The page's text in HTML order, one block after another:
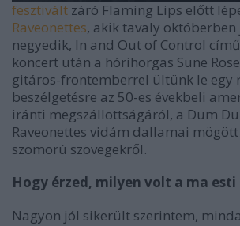
fesztivált záró Flaming Lips előtt
Raveonettes, akik tavaly
negyedik, In and Out of Control
koncert után a hórihorgas Sune
gitáros-frontemberrel ültünk le egy
beszélgetésre az 50-es évekbeli
iránti megszállottságáról, a Dum
Raveonettes vidám dallamai
szomorú szövegekről.
Hogy érzed, milyen volt a ma esti
Nagyon jól sikerült szerintem,